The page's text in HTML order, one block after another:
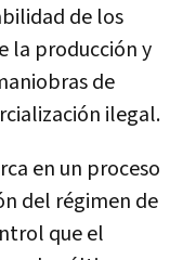
de los
la producción y
de
ilegal.
en un proceso
del régimen de
que el